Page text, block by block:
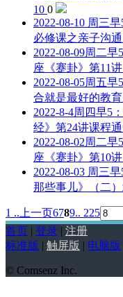
10 0
2022-08-10 周三
必修课之亲子沟
2022-08-09周二
座《蹇卦》第11
2022-08-05周五
合就是最好的教
2022-8-4周四早5
经》第24讲课程
2022-08-02周二
座《蹇卦》第10
2022-08-03 周三
那些事儿》（二）
1 .. 上一页6789.. 225
首页 | 登录 | 注册
标准版 | 触屏版 | 电脑版
© Comsenz Inc.